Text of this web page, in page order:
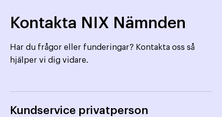
Kontakta NIX Nämnden
Har du frågor eller funderingar? Kontakta oss så
hjälper vi dig vidare.
Kundservice privatperson